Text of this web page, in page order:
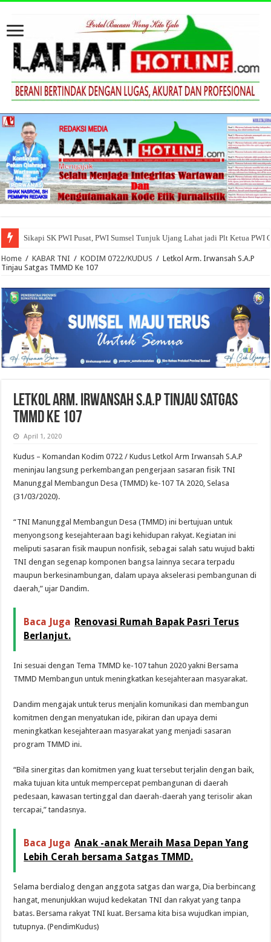
Sikapi SK PWI Pusat, PWI Sumsel Tunjuk Ujang Lahat jadi Plt Ketua PWI
Home / KABAR TNI / KODIM 0722/KUDUS / Letkol Arm. Irwansah S.A.P
Tinjau Satgas TMMD Ke 107
Letkol Arm. Irwansah S.A.P Tinjau Satgas
TMMD Ke 107
April 1, 2020
Kudus – Komandan Kodim 0722 / Kudus Letkol Arm Irwansah S.A.P
meninjau langsung perkembangan pengerjaan sasaran fisik TNI
Manunggal Membangun Desa (TMMD) ke-107 TA 2020, Selasa
(31/03/2020).
“TNI Manunggal Membangun Desa (TMMD) ini bertujuan untuk
menyongsong kesejahteraan bagi kehidupan rakyat. Kegiatan ini
meliputi sasaran fisik maupun nonfisik, sebagai salah satu wujud bakti
TNI dengan segenap komponen bangsa lainnya secara terpadu
maupun berkesinambungan, dalam upaya akselerasi pembangunan di
daerah,” ujar Dandim.
Baca Juga Renovasi Rumah Bapak Pasri Terus
Berlanjut.
Ini sesuai dengan Tema TMMD ke-107 tahun 2020 yakni Bersama
TMMD Membangun untuk meningkatkan kesejahteraan masyarakat.
Dandim mengajak untuk terus menjalin komunikasi dan membangun
komitmen dengan menyatukan ide, pikiran dan upaya demi
meningkatkan kesejahteraan masyarakat yang menjadi sasaran
program TMMD ini.
“Bila sinergitas dan komitmen yang kuat tersebut terjalin dengan baik,
maka tujuan kita untuk mempercepat pembangunan di daerah
pedesaan, kawasan tertinggal dan daerah-daerah yang terisolir akan
tercapai,” tandasnya.
Baca Juga Anak -anak Meraih Masa Depan Yang
Lebih Cerah bersama Satgas TMMD.
Selama berdialog dengan anggota satgas dan warga, Dia berbincang
hangat, menunjukkan wujud kedekatan TNI dan rakyat yang tanpa
batas. Bersama rakyat TNI kuat. Bersama kita bisa wujudkan impian,
tutupnya. (PendimKudus)